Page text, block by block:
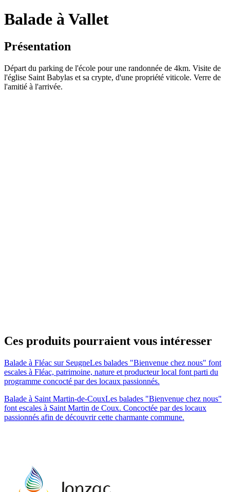
Balade à Vallet
Présentation
Départ du parking de l'école pour une randonnée de 4km. Visite de
l'église Saint Babylas et sa crypte, d'une propriété viticole. Verre de
l'amitié à l'arrivée.
Ces produits pourraient vous intéresser
Balade à Fléac sur SeugneLes balades "Bienvenue chez nous" font
escales à Fléac, patrimoine, nature et producteur local font parti du
programme concocté par des locaux passionnés.
Balade à Saint Martin-de-CouxLes balades "Bienvenue chez nous"
font escales à Saint Martin de Coux. Concoctée par des locaux
passionnés afin de découvrir cette charmante commune.